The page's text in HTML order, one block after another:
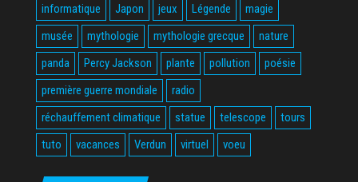
informatique
Japon jeux Légende
magie
musée
mythologie mythologie grecque
nature
panda
Percy Jackson plante pollution
poésie
première guerre mondiale
radio
réchauffement climatique
statue telescope
tours
tuto
vacances Verdun virtuel voeu